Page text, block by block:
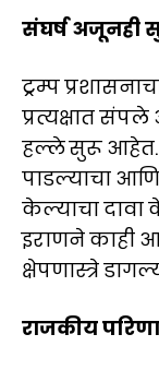
संघर्ष अजूनही
ट्रम्प
प्रत्यक्षात
हल्ले सुरू आहेत.
पाडल्याचा
केल्याचा दावा
इराणने काही
क्षेपणास्त्रे
राजकीय